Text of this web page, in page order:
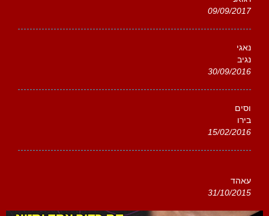
09/09/2017
נאגי
נגיב
30/09/2016
וסים
בירו
15/02/2016
עאהד
31/10/2015